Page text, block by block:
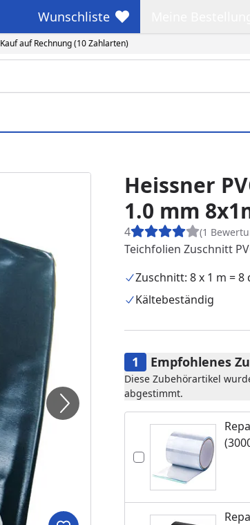
Kauf auf Rechnung (10 Zahlarten)
Wunschliste
Wunschliste
Heissner
1.0 mm
4 (1
Teichfolien Zuschnitt
Zuschnitt: 8 x 1 m = 8
Kältebeständig
Empfohlenes
Diese Zubehörartikel
abgestimmt.